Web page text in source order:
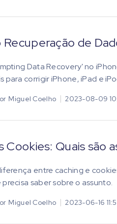
de
Data Recovery' no
para corrigir iPhone, iPad e
Miguel Coelho 2023-08-09
Cookies: Quais são
entre caching e
saber sobre o assunto.
Miguel Coelho 2023-06-16